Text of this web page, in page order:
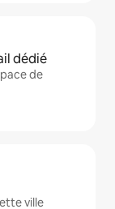
dédié
de
ville